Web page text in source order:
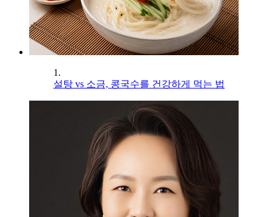
1.
설탕 vs 소금, 콩국수를 건강하게 먹는 법